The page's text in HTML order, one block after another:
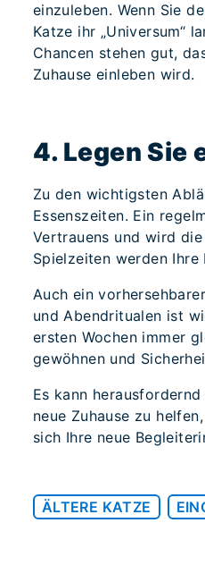
einzuleben. Wenn Sie
Katze ihr „Universum“
Chancen stehen gut,
Zuhause einleben wird.
4. Legen Sie
Zu den wichtigsten
Essenszeiten. Ein
Vertrauens und wird
Spielzeiten werden
Auch ein
und Abendritualen ist
ersten Wochen immer
gewöhnen und
Es kann
neue Zuhause zu
sich Ihre neue
ÄLTERE KATZE